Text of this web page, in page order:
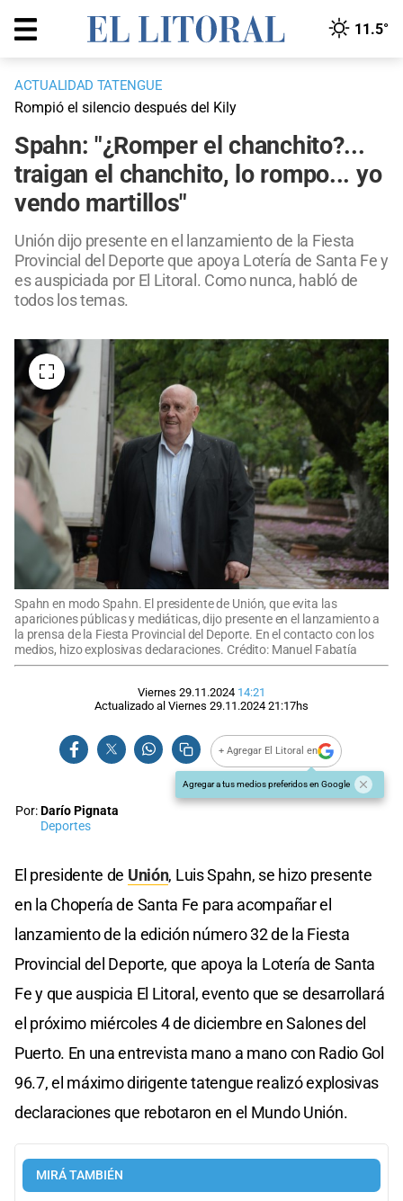
11.5°
ACTUALIDAD TATENGUE
Rompió el silencio después del Kily
Spahn: "¿Romper el chanchito?...
traigan el chanchito, lo rompo... yo
vendo martillos"
Unión dijo presente en el lanzamiento de la Fiesta
Provincial del Deporte que apoya Lotería de Santa Fe y
es auspiciada por El Litoral. Como nunca, habló de
todos los temas.
Spahn en modo Spahn. El presidente de Unión, que evita las
apariciones públicas y mediáticas, dijo presente en el lanzamiento a
la prensa de la Fiesta Provincial del Deporte. En el contacto con los
medios, hizo explosivas declaraciones. Crédito: Manuel Fabatía
Viernes 29.11.2024 14:21
Actualizado al Viernes 29.11.2024 21:17hs
+ Agregar El Litoral en
Agregar a tus medios preferidos en Google
Por:Darío Pignata
Deportes
El presidente de Unión, Luis Spahn, se hizo presente
en la Chopería de Santa Fe para acompañar el
lanzamiento de la edición número 32 de la Fiesta
Provincial del Deporte, que apoya la Lotería de Santa
Fe y que auspicia El Litoral, evento que se desarrollará
el próximo miércoles 4 de diciembre en Salones del
Puerto. En una entrevista mano a mano con Radio Gol
96.7, el máximo dirigente tatengue realizó explosivas
declaraciones que rebotaron en el Mundo Unión.
MIRÁ TAMBIÉN